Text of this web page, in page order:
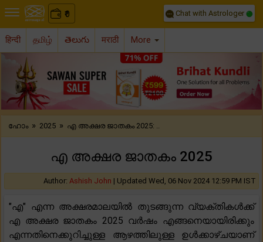
₹
0 Chat with Astrologer
हिन्दी தமிழ் తెలుగు मराठी More
Previous
ഹോം » 2025 » എ അക്ഷര ജാതകം 2025: ..
എ അക്ഷര ജാതകം 2025
Author: Ashish John | Updated Wed, 06 Nov 2024 12:59 PM IST
"എ" എന്ന അക്ഷരമാലയിൽ തുടങ്ങുന്ന വ്യക്തികൾക്ക്
എ അക്ഷര ജാതകം 2025 വർഷം എങ്ങനെയായിരിക്കും
എന്നതിനെക്കുറിച്ചുള്ള ആഴത്തിലുള്ള ഉൾക്കാഴ്ചയാണ്